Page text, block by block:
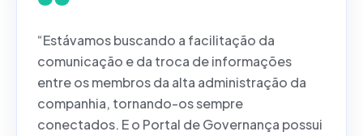
“Estávamos buscando a facilitação da
comunicação e da troca de informações
entre os membros da alta administração da
companhia, tornando-os sempre
conectados. E o Portal de Governança possui